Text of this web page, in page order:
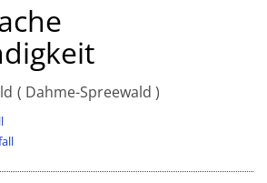
Dahme-Spreewald